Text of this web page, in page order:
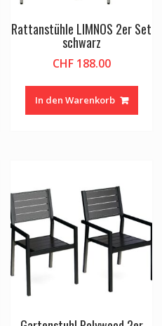
Rattanstühle LIMNOS 2er Set
schwarz
CHF188.00
In den Warenkorb